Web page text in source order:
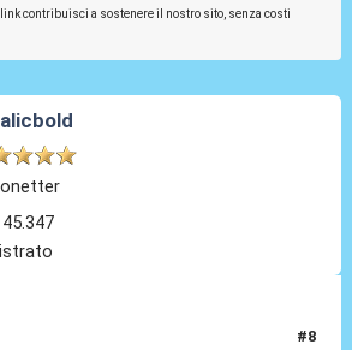
contribuisci a sostenere il nostro sito, senza costi
45.347
#8